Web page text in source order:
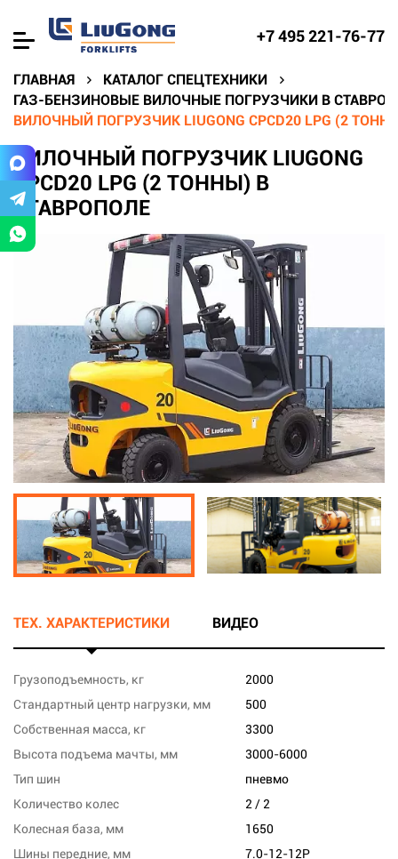
+7 495 221-76-77
ГЛАВНАЯ
КАТАЛОГ СПЕЦТЕХНИКИ
ГАЗ-БЕНЗИНОВЫЕ ВИЛОЧНЫЕ ПОГРУЗЧИКИ В
ВИЛОЧНЫЙ ПОГРУЗЧИК LIUGONG CPCD20 LPG (2
ВИЛОЧНЫЙ ПОГРУЗЧИК LIUGONG
CPCD20 LPG (2 ТОННЫ) В
СТАВРОПОЛЕ
ТЕХ. ХАРАКТЕРИСТИКИ ВИДЕО
Грузоподъемность, кг
2000
Стандартный центр нагрузки, мм
500
Собственная масса, кг
3300
Высота подъема мачты, мм
3000-6000
Тип шин
пневмо
Количество колес
2 / 2
Колесная база, мм
1650
Шины передние, мм
7.0-12-12P